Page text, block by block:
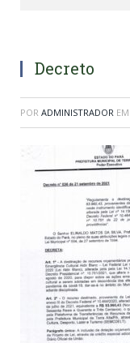
Decreto
POR ADMINISTRADOR EM